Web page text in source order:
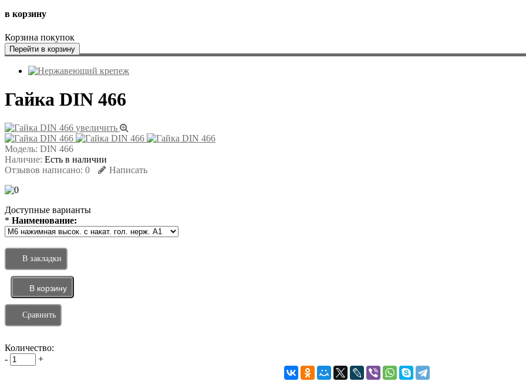
в корзину
Корзина покупок
Перейти в корзину
Гайка DIN 466
увеличить
Модель: DIN 466
Наличие: Есть в наличии
Отзывов написано: 0 Написать
Доступные варианты
* Наименование:
В закладки
Сравнить
Количество:
-
+